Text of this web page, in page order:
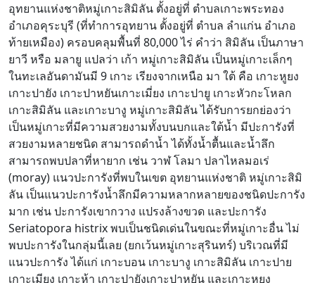
อุทยานแห่งชาติหมู่เกาะสิมิลัน ตั้งอยู่ที่ี่ ตำบลเกาะพระทอง
อำเภอคุระบุรี (ที่ทำการอุทยาน ตั้งอยู่ที่ ตำบล ลำแก่น อำเภอ
ท้ายเหมือง) ครอบคลุมพื้นที่ 80,000 ไร่ คำว่า สิมิลัน เป็นภาษา
ยาวี หรือ มลายู แปลว่า เก้า หมู่เกาะสิมิลัน เป็นหมู่เกาะเล็กๆ
ในทะเลอันดามันมี 9 เกาะ เรียงจากเหนือ มา ใต้ คือ เกาะหูยง
เกาะปายัง เกาะปาหยันเกาะเมี่ยง เกาะปายู เกาะหัวกะโหลก
เกาะสิมิลัน และเกาะบางู หมู่เกาะสิมิลัน ได้รับการยกย่องว่า
เป็นหมู่เกาะที่มีความสวยงามทั้งบนบกและใต้น้ำ มีปะการังที่
สวยงามหลายชนิด สามารถดำน้ำ ได้ทั้งน้ำตื้นและน้ำลึก
สามารถพบปลาที่หายาก เช่น วาฬ โลมา ปลาไหลมอเร่
(moray) แนวปะการังที่พบในเขต อุทยานแห่งชาติ หมู่เกาะสิมิ
ลัน เป็นแนวปะการังน้ำลึกมีความหลากหลายของชนิดปะการัง
มาก เช่น ปะการังเขากวาง แปรงล้างขวด และปะการัง
Seriatopora histrix พบเป็นชนิดเด่นในขณะที่หมู่เกาะอื่น ไม่
พบปะการังในกลุ่มนี้เลย (ยกเว้นหมู่เกาะสุรินทร์) บริเวณที่มี
แนวปะการัง ได้แก่ เกาะบอน เกาะบางู เกาะสิมิลัน เกาะปาย
เกาะเมียง เกาะห้า เกาะปายังเกาะปาหยัน และเกาะหูยง